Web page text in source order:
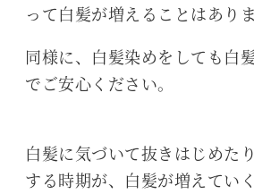
って白髪が増えることはありま
同様に、白髪染めをしても白
でご安心ください。
白髪に気づいて抜きはじめた
する時期が、白髪が増えてい